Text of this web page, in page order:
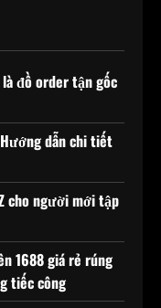
là đồ order tận gốc
dẫn chi tiết
cho người mới tập
1688 giá rẻ rúng
tiếc công